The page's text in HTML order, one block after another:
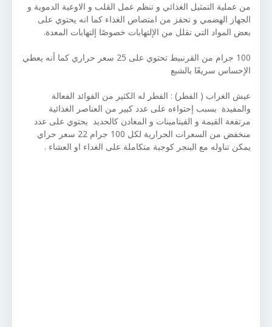
من عملية التمثيل الغذائي و تنظم عمل القلب و الاوعية الدموية و
الجهاز الهضمي و تحفز من امتصاص الغذاء كما انه يحتوي على
بعض المواد التي تقلل من الإلتهابات خصوصًا إلتهابات المعدة.
100 جرام من القرنبيط تحتوي على 25 سعر حراري كما أنه يعطي
الإحساس سريعًا بالشبع
عيش الغراب ( الفطر) : الفطر له الكثير من الفوائد الفعالة
والمفيدة بسبب إحتواءه على عدد كبير من العناصر الغذائية
مرتفعة القيمة و الفيتامينات و المعادن كالحديد يحتوي على عدد
منخفض من السعرات الحرارية لكل 100 جرام 22 سعر حراي
يمكن تناوله مع البنجر كوجبة متكاملة على الغداء او العشاء .